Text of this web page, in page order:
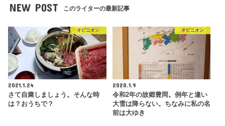
NEW POST このライターの最新記事
オピニオン
2021.1.24
さて自粛しましょう。そんな時
は？おうちで？
オピニオン
2020.1.9
令和2年の故郷豊岡。例年と違い
大雪は降らない。ちなみに私の名
前は大ゆき